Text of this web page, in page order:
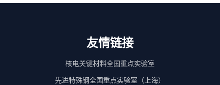
友情链接
核电关键材料全国重点实验室
先进特殊钢全国重点实验室（上海）